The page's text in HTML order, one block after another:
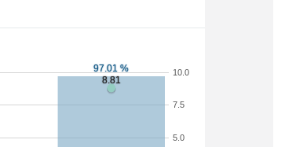
5.0
7.5
10.0